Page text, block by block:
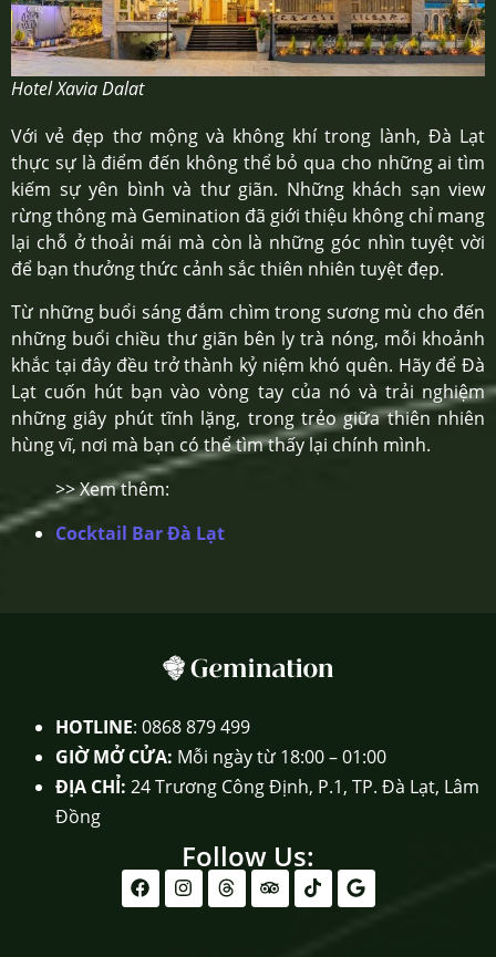
Hotel Xavia Dalat
Với vẻ đẹp thơ mộng và không khí trong lành, Đà Lạt
thực sự là điểm đến không thể bỏ qua cho những ai tìm
kiếm sự yên bình và thư giãn. Những khách sạn view
rừng thông mà Gemination đã giới thiệu không chỉ mang
lại chỗ ở thoải mái mà còn là những góc nhìn tuyệt vời
để bạn thưởng thức cảnh sắc thiên nhiên tuyệt đẹp.
Từ những buổi sáng đắm chìm trong sương mù cho đến
những buổi chiều thư giãn bên ly trà nóng, mỗi khoảnh
khắc tại đây đều trở thành kỷ niệm khó quên. Hãy để Đà
Lạt cuốn hút bạn vào vòng tay của nó và trải nghiệm
những giây phút tĩnh lặng, trong trẻo giữa thiên nhiên
hùng vĩ, nơi mà bạn có thể tìm thấy lại chính mình.
>> Xem thêm:
Cocktail Bar Đà Lạt
HOTLINE: 0868 879 499
GIỜ MỞ CỬA: Mỗi ngày từ 18:00 – 01:00
ĐỊA CHỈ: 24 Trương Công Định, P.1, TP. Đà Lạt, Lâm
Đồng
Follow Us: